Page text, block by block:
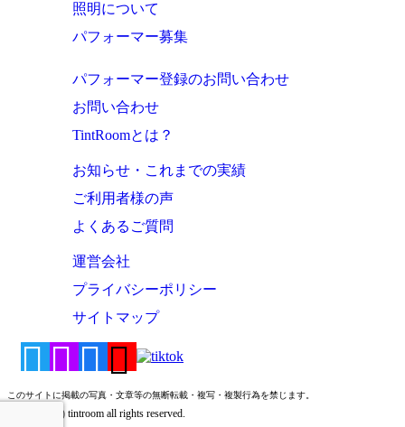
照明について
パフォーマー募集
パフォーマー登録のお問い合わせ
お問い合わせ
TintRoomとは？
お知らせ・これまでの実績
ご利用者様の声
よくあるご質問
運営会社
プライバシーポリシー
サイトマップ
このサイトに掲載の写真・文章等の無断転載・複写・複製行為を禁じます。
Copyright (c) tintroom all rights reserved.